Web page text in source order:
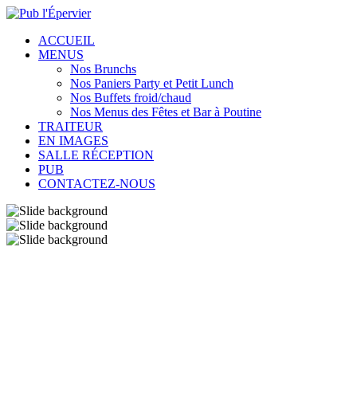
ACCUEIL
MENUS
Nos Brunchs
Nos Paniers Party et Petit Lunch
Nos Buffets froid/chaud
Nos Menus des Fêtes et Bar à Poutine
TRAITEUR
EN IMAGES
SALLE RÉCEPTION
PUB
CONTACTEZ-NOUS